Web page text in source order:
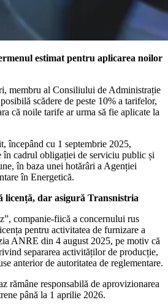
estimat pentru aplicarea noilor
membru al Consiliului de Administrație
scădere de peste 10% a tarifelor,
că noile tarife ar urma să fie aplicate la
începând cu 1 septembrie 2025,
în cadrul obligației de serviciu public și
în baza unei hotărâri a Agenției
în Energetică.
licență, dar asigură Transnistria
companie-fiică a concernului rus
pentru activitatea de furnizare a
ANRE din 4 august 2025, pe motiv că
separarea activităților de producție,
anterior de autoritatea de reglementare.
rămâne responsabilă de aprovizionarea
până la 1 aprilie 2026.